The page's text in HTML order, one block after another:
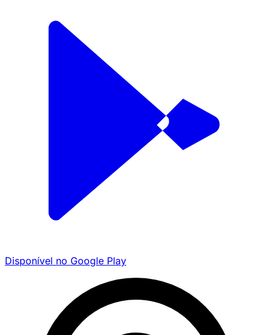
Disponível no Google Play